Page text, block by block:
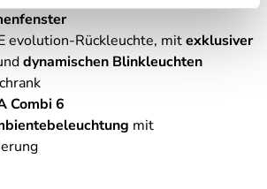
evolution-Rückleuchte, mitexklusiver
dynamischen Blinkleuchten
Combi 6
mit